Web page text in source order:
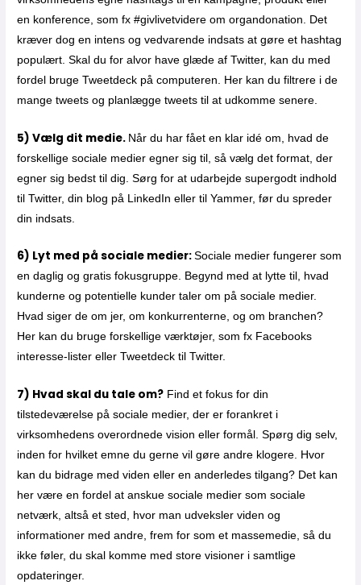
en konference, som fx #givlivetvidere om organdonation. Det
kræver dog en intens og vedvarende indsats at gøre et hashtag
populært. Skal du for alvor have glæde af Twitter, kan du med
fordel bruge Tweetdeck på computeren. Her kan du filtrere i de
mange tweets og planlægge tweets til at udkomme senere.
5) Vælg dit medie. Når du har fået en klar idé om, hvad de
forskellige sociale medier egner sig til, så vælg det format, der
egner sig bedst til dig. Sørg for at udarbejde supergodt indhold
til Twitter, din blog på LinkedIn eller til Yammer, før du spreder
din indsats.
6) Lyt med på sociale medier:Sociale medier fungerer som
en daglig og gratis fokusgruppe. Begynd med at lytte til, hvad
kunderne og potentielle kunder taler om på sociale medier.
Hvad siger de om jer, om konkurrenterne, og om branchen?
Her kan du bruge forskellige værktøjer, som fx Facebooks
interesse-lister eller Tweetdeck til Twitter.
7) Hvad skal du tale om? Find et fokus for din
tilstedeværelse på sociale medier, der er forankret i
virksomhedens overordnede vision eller formål. Spørg dig selv,
inden for hvilket emne du gerne vil gøre andre klogere. Hvor
kan du bidrage med viden eller en anderledes tilgang? Det kan
her være en fordel at anskue sociale medier som sociale
netværk, altså et sted, hvor man udveksler viden og
informationer med andre, frem for som et massemedie, så du
ikke føler, du skal komme med store visioner i samtlige
opdateringer.